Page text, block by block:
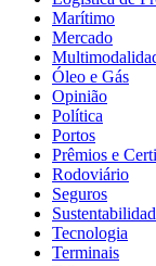
Marítimo
Mercado
Óleo e Gás
Opinião
Política
Portos
Prêmios e
Rodoviário
Seguros
Tecnologia
Terminais